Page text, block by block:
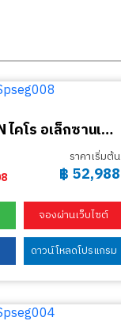
EGYPT 6D 4N ไคโร อเล็กซานเดรีย
ราคาเริ่มต้น
฿ 52,988
จองผ่านเว็บไซต์
ดาวน์โหลดโปรแกรม